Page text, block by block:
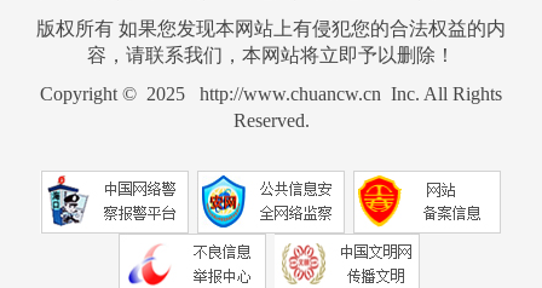
版权所有 如果您发现本网站上有侵犯您的合法权益的内
容，请联系我们，本网站将立即予以删除！
Copyright © 2025 http://www.chuancw.cn Inc. All Rights
Reserved.